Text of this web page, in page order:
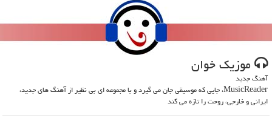
موزیك خوان
آهنگ جدید
MusicReader، جایی که موسیقی جان می گیرد و با مجموعه ای بی نظیر از آهنگ های جدید،
ایرانی و خارجی، روحت را تازه می کند